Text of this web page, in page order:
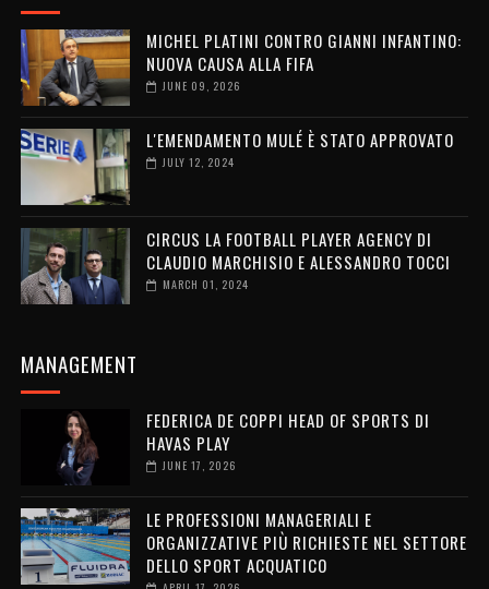
MICHEL PLATINI CONTRO GIANNI INFANTINO:
NUOVA CAUSA ALLA FIFA
JUNE 09, 2026
L'EMENDAMENTO MULÉ È STATO APPROVATO
JULY 12, 2024
CIRCUS LA FOOTBALL PLAYER AGENCY DI
CLAUDIO MARCHISIO E ALESSANDRO TOCCI
MARCH 01, 2024
MANAGEMENT
FEDERICA DE COPPI HEAD OF SPORTS DI
HAVAS PLAY
JUNE 17, 2026
LE PROFESSIONI MANAGERIALI E
ORGANIZZATIVE PIÙ RICHIESTE NEL SETTORE
DELLO SPORT ACQUATICO